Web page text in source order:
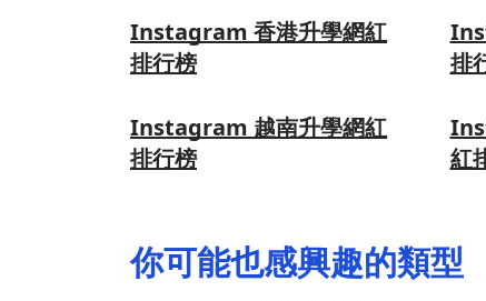
Instagram 香港升學網紅
排行榜
排
Instagram 越南升學網紅
排行榜
紅
你可能也感興趣的類型